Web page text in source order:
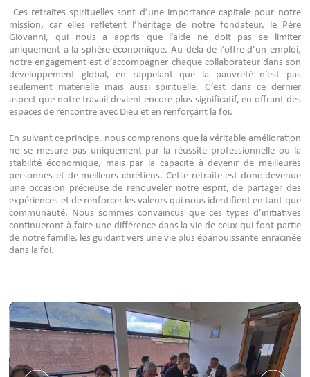
Ces retraites spirituelles sont d’une importance capitale pour notre
mission, car elles reflètent l’héritage de notre fondateur, le Père
Giovanni, qui nous a appris que l’aide ne doit pas se limiter
uniquement à la sphère économique. Au-delà de l’offre d’un emploi,
notre engagement est d’accompagner chaque collaborateur dans son
développement global, en rappelant que la pauvreté n’est pas
seulement matérielle mais aussi spirituelle. C’est dans ce dernier
aspect que notre travail devient encore plus significatif, en offrant des
espaces de rencontre avec Dieu et en renforçant la foi.
En suivant ce principe, nous comprenons que la véritable amélioration
ne se mesure pas uniquement par la réussite professionnelle ou la
stabilité économique, mais par la capacité à devenir de meilleures
personnes et de meilleurs chrétiens. Cette retraite est donc devenue
une occasion précieuse de renouveler notre esprit, de partager des
expériences et de renforcer les valeurs qui nous identifient en tant que
communauté. Nous sommes convaincus que ces types d’initiatives
continueront à faire une différence dans la vie de ceux qui font partie
de notre famille, les guidant vers une vie plus épanouissante enracinée
dans la foi.